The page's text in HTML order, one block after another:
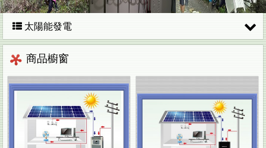
太陽能發電
商品櫥窗